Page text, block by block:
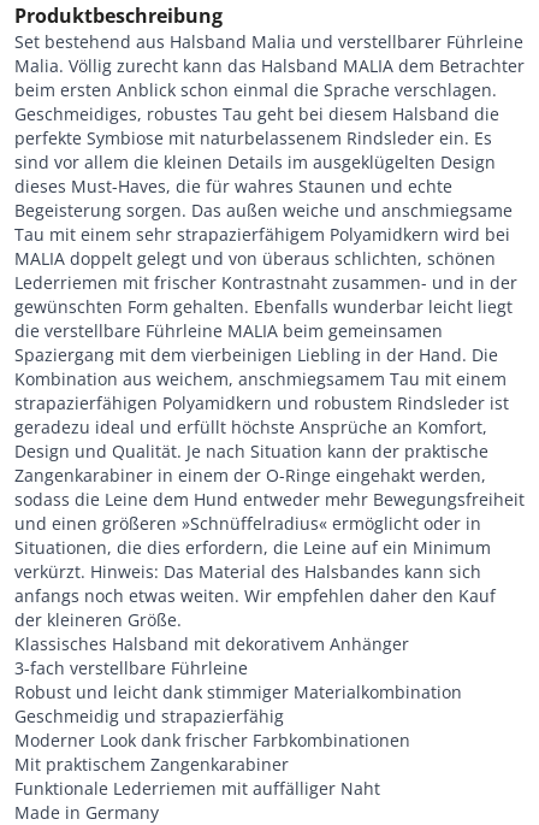
Produktbeschreibung
Set bestehend aus Halsband Malia und verstellbarer Führleine
Malia. Völlig zurecht kann das Halsband MALIA dem Betrachter
beim ersten Anblick schon einmal die Sprache verschlagen.
Geschmeidiges, robustes Tau geht bei diesem Halsband die
perfekte Symbiose mit naturbelassenem Rindsleder ein. Es
sind vor allem die kleinen Details im ausgeklügelten Design
dieses Must-Haves, die für wahres Staunen und echte
Begeisterung sorgen. Das außen weiche und anschmiegsame
Tau mit einem sehr strapazierfähigem Polyamidkern wird bei
MALIA doppelt gelegt und von überaus schlichten, schönen
Lederriemen mit frischer Kontrastnaht zusammen- und in der
gewünschten Form gehalten. Ebenfalls wunderbar leicht liegt
die verstellbare Führleine MALIA beim gemeinsamen
Spaziergang mit dem vierbeinigen Liebling in der Hand. Die
Kombination aus weichem, anschmiegsamem Tau mit einem
strapazierfähigen Polyamidkern und robustem Rindsleder ist
geradezu ideal und erfüllt höchste Ansprüche an Komfort,
Design und Qualität. Je nach Situation kann der praktische
Zangenkarabiner in einem der O-Ringe eingehakt werden,
sodass die Leine dem Hund entweder mehr Bewegungsfreiheit
und einen größeren »Schnüffelradius« ermöglicht oder in
Situationen, die dies erfordern, die Leine auf ein Minimum
verkürzt. Hinweis: Das Material des Halsbandes kann sich
anfangs noch etwas weiten. Wir empfehlen daher den Kauf
der kleineren Größe.
Klassisches Halsband mit dekorativem Anhänger
3-fach verstellbare Führleine
Robust und leicht dank stimmiger Materialkombination
Geschmeidig und strapazierfähig
Moderner Look dank frischer Farbkombinationen
Mit praktischem Zangenkarabiner
Funktionale Lederriemen mit auffälliger Naht
Made in Germany